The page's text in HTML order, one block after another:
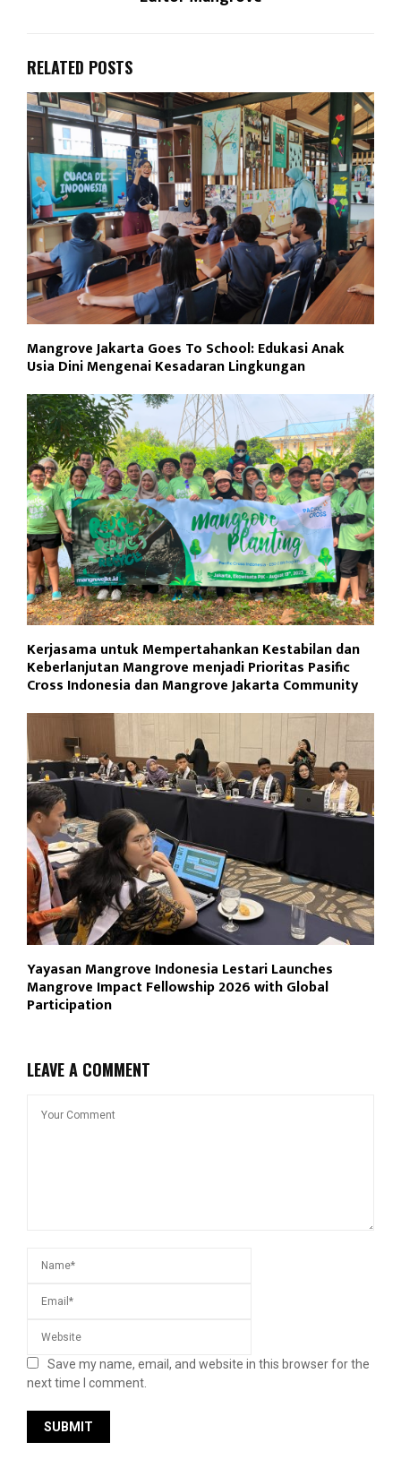
RELATED POSTS
Mangrove Jakarta Goes To School: Edukasi Anak
Usia Dini Mengenai Kesadaran Lingkungan
Kerjasama untuk Mempertahankan Kestabilan dan
Keberlanjutan Mangrove menjadi Prioritas Pasific
Cross Indonesia dan Mangrove Jakarta Community
Yayasan Mangrove Indonesia Lestari Launches
Mangrove Impact Fellowship 2026 with Global
Participation
LEAVE A COMMENT
Save my name, email, and website in this browser for the
next time I comment.